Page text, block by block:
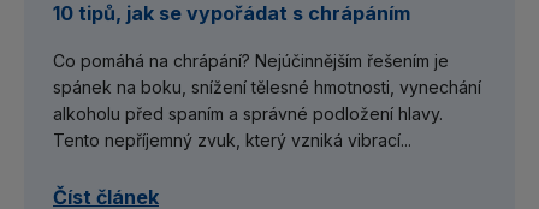
10 tipů, jak se vypořádat s chrápáním
Co pomáhá na chrápání? Nejúčinnějším řešením je
spánek na boku, snížení tělesné hmotnosti, vynechání
alkoholu před spaním a správné podložení hlavy.
Tento nepříjemný zvuk, který vzniká vibrací...
Číst článek